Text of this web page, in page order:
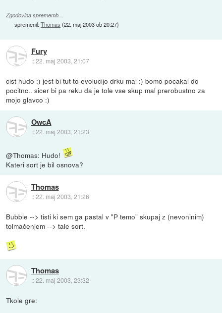
Zgodovina sprememb…
spremenil:Thomas (22. maj 2003 ob 20:27)
Fury
::22. maj 2003, 21:07
cist hudo :) jest bi tut to evolucijo drku mal :) bomo pocakal do
pocitnc.. sicer bi pa reku da je tole vse skup mal prerobustno za
mojo glavco :)
OwcA
::22. maj 2003, 21:23
@Thomas: Hudo!
Kateri sort je bil osnova?
Thomas
::22. maj 2003, 21:26
Bubble --> tisti ki sem ga pastal v "P temo" skupaj z (nevoninim)
tolmačenjem --> tale sort.
Thomas
::22. maj 2003, 23:32
Tkole gre: